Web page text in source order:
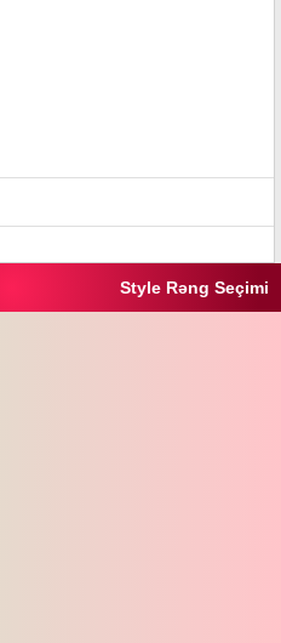
Style Rəng Seçimi